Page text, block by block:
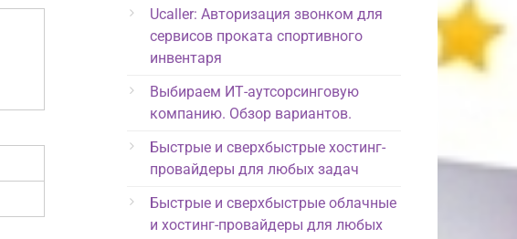
Ucaller: Авторизация звонком для
сервисов проката спортивного
инвентаря
Выбираем ИТ-аутсорсинговую
компанию. Обзор вариантов.
Быстрые и сверхбыстрые хостинг-
провайдеры для любых задач
Быстрые и сверхбыстрые облачные
и хостинг-провайдеры для любых